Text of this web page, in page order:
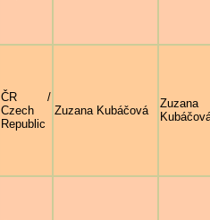
ČR /
Czech
Republic
Zuzana Kubáčová
Zuzana